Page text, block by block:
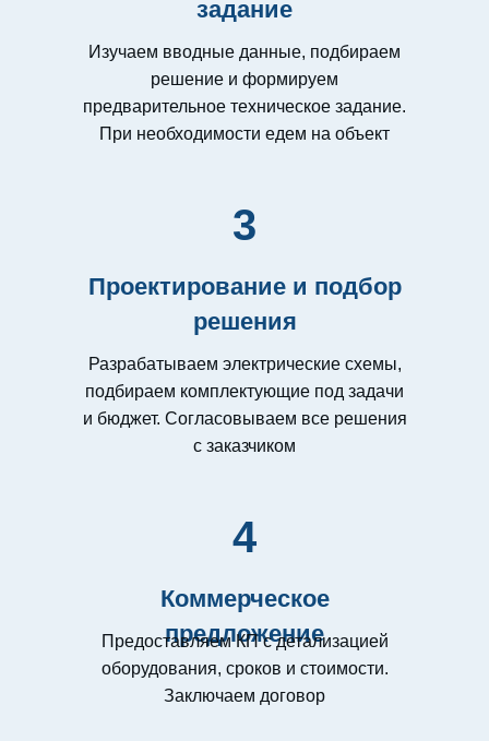
задание
Изучаем вводные данные, подбираем
решение и формируем
предварительное техническое задание.
При необходимости едем на объект
Проектирование и подбор
решения
Разрабатываем электрические схемы,
подбираем комплектующие под задачи
и бюджет. Согласовываем все решения
с заказчиком
Коммерческое
предложение
Предоставляем КП с детализацией
оборудования, сроков и стоимости.
Заключаем договор
3
4